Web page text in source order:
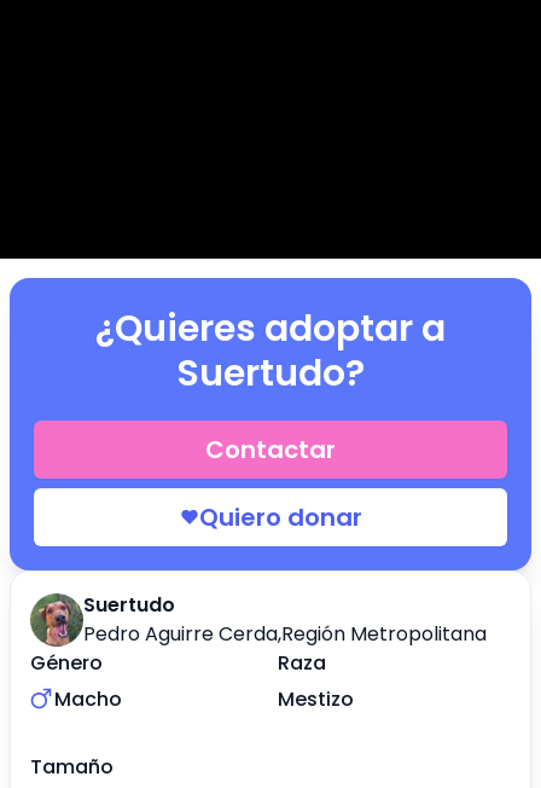
Suertudo
Pedro Aguirre Cerda,Región Metropolitana
Género
Macho
Raza
Mestizo
Tamaño
¿Quieres adoptar a
Suertudo?
Contactar
Quiero donar